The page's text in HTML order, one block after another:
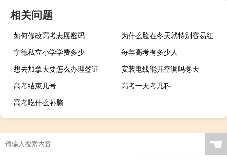
相关问题
如何修改高考志愿密码
为什么脸在冬天就特别容易红
宁德私立小学学费多少
每年高考有多少人
想去加拿大要怎么办理签证
安装电线能开空调吗冬天
高考结束几号
高考一天考几科
高考吃什么补脑
☚